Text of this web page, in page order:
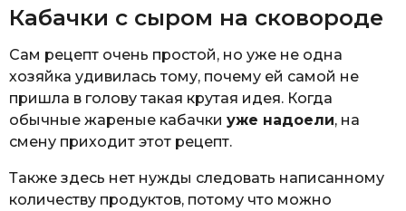
Кабачки с сыром на сковороде
Сам рецепт очень простой, но уже не одна
хозяйка удивилась тому, почему ей самой не
пришла в голову такая крутая идея. Когда
обычные жареные кабачки уже надоели, на
смену приходит этот рецепт.
Также здесь нет нужды следовать написанному
количеству продуктов, потому что можно